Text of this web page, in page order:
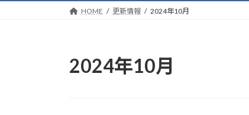
プ
動
HOME 更新情報 2024年10月
2024年10月